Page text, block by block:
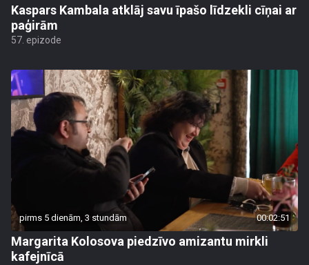
Kaspars Kambala atklāj savu īpašo līdzekli cīņai ar
paģirām
57. epizode
pirms 5 dienām, 3 stundām 00:02:51
Margarita Kolosova piedzīvo amizantu mirkli
kafejnīcā